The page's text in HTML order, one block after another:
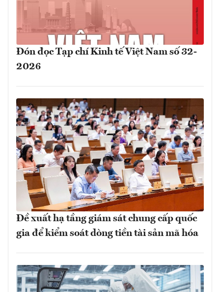
Đón đọc Tạp chí Kinh tế Việt Nam số 32-
2026
Đề xuất hạ tầng giám sát chung cấp quốc
gia để kiểm soát dòng tiền tài sản mã hóa